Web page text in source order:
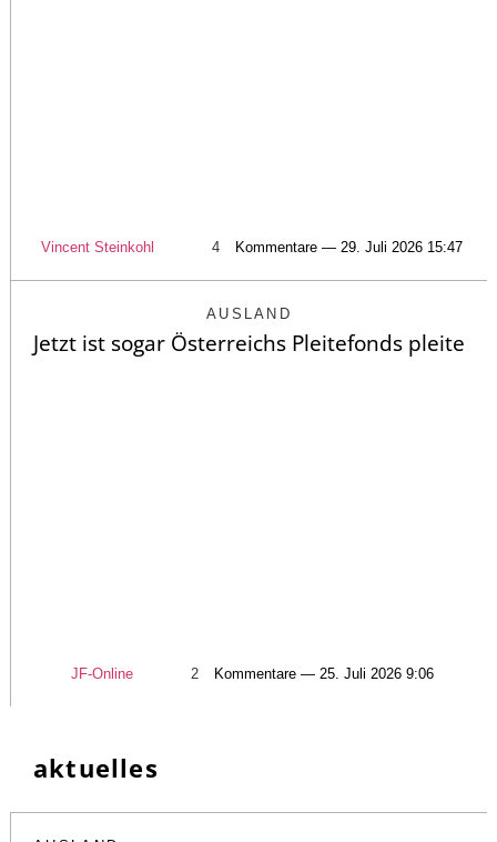
Vincent Steinkohl 4 Kommentare — 29. Juli 2026 15:47
AUSLAND
Jetzt ist sogar Österreichs Pleitefonds pleite
JF-Online 2 Kommentare — 25. Juli 2026 9:06
aktuelles